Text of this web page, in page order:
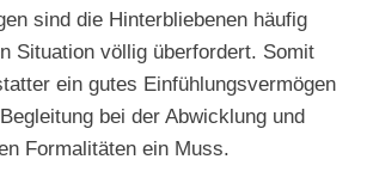
sind die Hinterbliebenen häufig
Situation völlig überfordert. Somit
ein gutes Einfühlungsvermögen
bei der Abwicklung und
Formalitäten ein Muss.